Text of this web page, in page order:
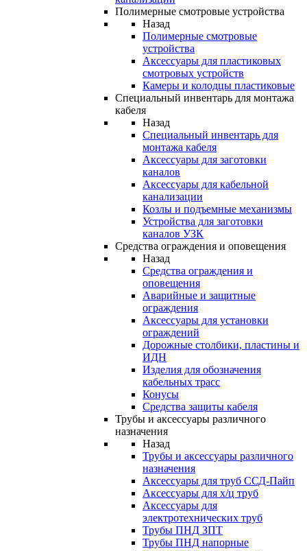
Полимерные смотровые устройства
Назад
Полимерные смотровые
устройства
Аксессуары для пластиковых
смотровых устройств
Камеры и колодцы пластиковые
Специальный инвентарь для монтажа
кабеля
Назад
Специальный инвентарь для
монтажа кабеля
Аксессуары для заготовки
каналов
Аксессуары для кабельной
канализации
Козлы и подъемные механизмы
Устройства для заготовки
каналов УЗК
Средства ограждения и оповещения
Назад
Средства ограждения и
оповещения
Аварийные и защитные
ограждения
Аксессуары для установки
ограждений
Дорожные столбики, пластины и
ИДН
Изделия для обозначения
кабельных трасс
Конусы
Средства защиты кабеля
Трубы и аксессуары различного
назначения
Назад
Трубы и аксессуары различного
назначения
Аксессуары для труб ССД-Пайп
Аксессуары для х/ц труб
Аксессуары для
электротехнических труб
Трубы ПНД ЗПТ
Трубы ПНД напорные